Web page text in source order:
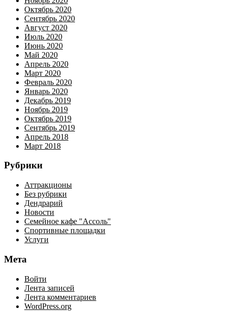
Октябрь 2020
Сентябрь 2020
Август 2020
Июль 2020
Июнь 2020
Май 2020
Апрель 2020
Март 2020
Февраль 2020
Январь 2020
Декабрь 2019
Ноябрь 2019
Октябрь 2019
Сентябрь 2019
Апрель 2018
Март 2018
Рубрики
Аттракционы
Без рубрики
Дендрарий
Новости
Семейное кафе "Ассоль"
Спортивные площадки
Услуги
Мета
Войти
Лента записей
Лента комментариев
WordPress.org